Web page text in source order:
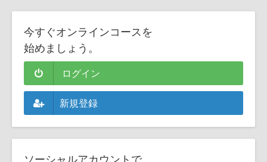
今すぐオンラインコースを
始めましょう。
ログイン
新規登録
ソーシャルアカウントで